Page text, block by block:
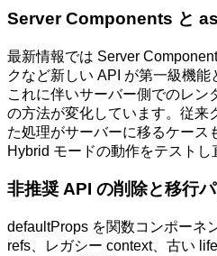
Server Components と
最新情報では Server
クなど新しい API が第一級機能
これに伴いサーバー側でのレン
の方法が変化しています。従来
た処理がサーバーに移るケース
Hybrid モードの動作をテストし
非推奨 API の削除と移行
defaultProps を関数コンポーネ
refs、レガシー context、古い